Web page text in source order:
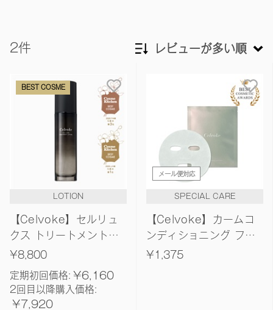
2件 レビューが多い順
価格が高い
レビューが多い順
BEST COSME
LOTION
【Celvoke】セルリュ
クス トリートメントロ
ーション
¥8,800
定期初回価格: ¥6,160
2回目以降購入価格:
¥7,920
メール便対応
SPECIAL CARE
【Celvoke】カームコ
ンディショニング フェ
イスマスク 1枚（23ｍ
¥1,375